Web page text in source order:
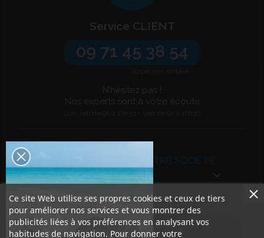

VOTRE COMPTE

Service CLIENT
09 71 45 38 54
N’hésitez pas !
Nos experts sont à votre écoute
Demande de devis
Ce site Web utilise ses propres cookies et ceux de tiers
pour améliorer nos services et vous montrer des
publicités liées à vos préférences en analysant vos
habitudes de navigation. Pour donner votre